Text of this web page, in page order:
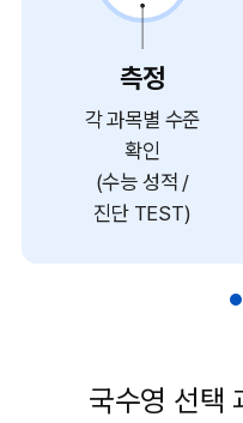
측정
각 과목별 수준
확인
(수능 성적 /
진단 TEST)
국수영 선택